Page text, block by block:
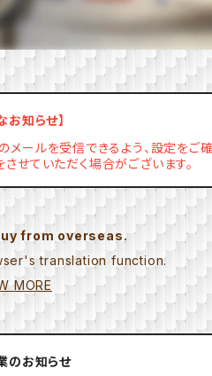
お知らせ】
ールを受信できるよう、設定をご確
せていただく場合がございます。
from overseas.
translation function.
MORE
のお知らせ